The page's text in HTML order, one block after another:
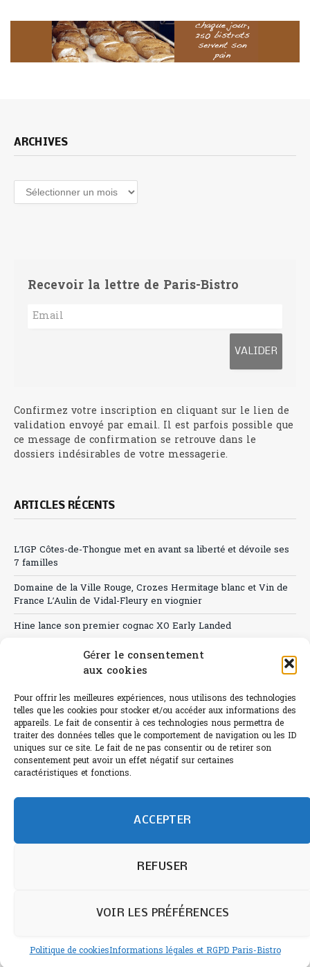
Gérer le consentement
aux cookies
Pour offrir les meilleures expériences, nous utilisons des technologies
telles que les cookies pour stocker et/ou accéder aux informations des
appareils. Le fait de consentir à ces technologies nous permettra de
traiter des données telles que le comportement de navigation ou les ID
uniques sur ce site. Le fait de ne pas consentir ou de retirer son
consentement peut avoir un effet négatif sur certaines
caractéristiques et fonctions.
ACCEPTER
REFUSER
VOIR LES PRÉFÉRENCES
Politique de cookiesInformations légales et RGPD Paris-Bistro
ARCHIVES
Archives
Recevoir la lettre de Paris-Bistro
Confirmez votre inscription en cliquant sur le lien de
validation envoyé par email. Il est parfois possible que
ce message de confirmation se retrouve dans le
dossiers indésirables de votre messagerie.
ARTICLES RÉCENTS
L’IGP Côtes-de-Thongue met en avant sa liberté et dévoile ses
7 familles
Domaine de la Ville Rouge, Crozes Hermitage blanc et Vin de
France L’Aulin de Vidal-Fleury en viognier
Hine lance son premier cognac XO Early Landed
Canicule : A quand le CHR à « l’heure espagnole » ?
Sélection de rosés 2026
L'abus d'alcool est dangereux pour la santé.
humain et 0% IA de Paris Bistro Editions - SARL de Presse -
Informations légales etRGPD
Annoncer sur Paris-bistro